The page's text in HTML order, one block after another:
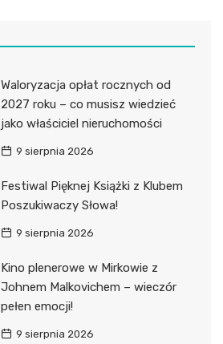
Waloryzacja opłat rocznych od
2027 roku – co musisz wiedzieć
jako właściciel nieruchomości
9 sierpnia 2026
Festiwal Pięknej Książki z Klubem
Poszukiwaczy Słowa!
9 sierpnia 2026
Kino plenerowe w Mirkowie z
Johnem Malkovichem – wieczór
pełen emocji!
9 sierpnia 2026